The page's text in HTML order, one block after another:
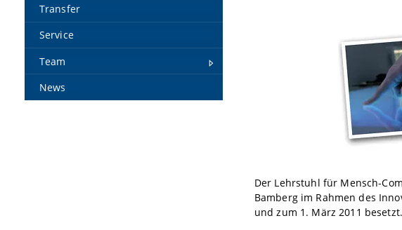
Transfer
Service
Team
News
Der Lehrstuhl für Mensch-
Bamberg im Rahmen des
und zum 1. März 2011 besetzt.